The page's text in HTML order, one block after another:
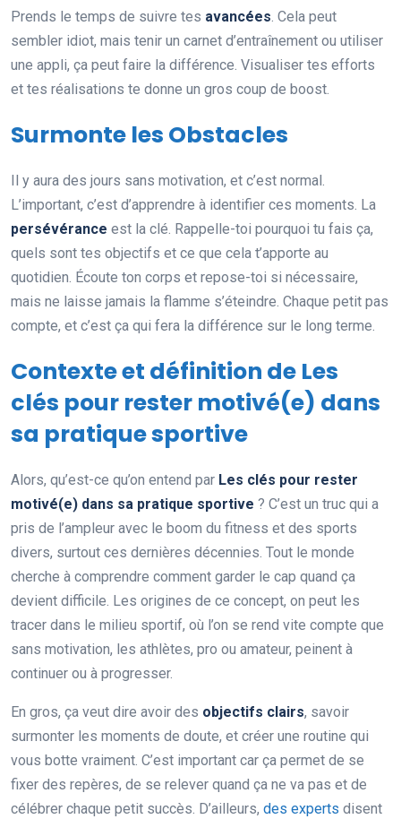
Prends le temps de suivre tes avancées. Cela peut
sembler idiot, mais tenir un carnet d’entraînement ou utiliser
une appli, ça peut faire la différence. Visualiser tes efforts
et tes réalisations te donne un gros coup de boost.
Surmonte les Obstacles
Il y aura des jours sans motivation, et c’est normal.
L’important, c’est d’apprendre à identifier ces moments. La
persévérance est la clé. Rappelle-toi pourquoi tu fais ça,
quels sont tes objectifs et ce que cela t’apporte au
quotidien. Écoute ton corps et repose-toi si nécessaire,
mais ne laisse jamais la flamme s’éteindre. Chaque petit pas
compte, et c’est ça qui fera la différence sur le long terme.
Contexte et définition de Les
clés pour rester motivé(e) dans
sa pratique sportive
Alors, qu’est-ce qu’on entend par Les clés pour rester
motivé(e) dans sa pratique sportive ? C’est un truc qui a
pris de l’ampleur avec le boom du fitness et des sports
divers, surtout ces dernières décennies. Tout le monde
cherche à comprendre comment garder le cap quand ça
devient difficile. Les origines de ce concept, on peut les
tracer dans le milieu sportif, où l’on se rend vite compte que
sans motivation, les athlètes, pro ou amateur, peinent à
continuer ou à progresser.
En gros, ça veut dire avoir des objectifs clairs, savoir
surmonter les moments de doute, et créer une routine qui
vous botte vraiment. C’est important car ça permet de se
fixer des repères, de se relever quand ça ne va pas et de
célébrer chaque petit succès. D’ailleurs, des experts disent